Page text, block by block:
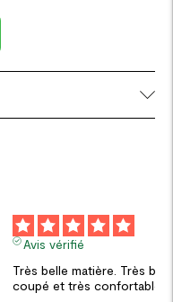
Avis vérifié
Très belle matière. Très bien
coupé et très confortable